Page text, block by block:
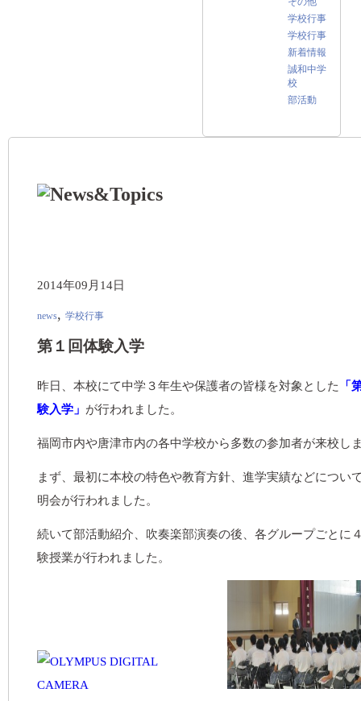
学校行事
学校行事
新着情報
誠和中学
校
部活動
2014年09月14日
news, 学校行事
第１回体験入学
昨日、本校にて中学３年生や保護者の皆様を対象とした
「
験入学」 が行われました。
福岡市内や唐津市内の各中学校から多数の参加者が来校し
まず、最初に本校の特色や教育方針、進学実績などについ
明会が行われました。
続いて部活動紹介、吹奏楽部演奏の後、各グループごとに
験授業が行われました。